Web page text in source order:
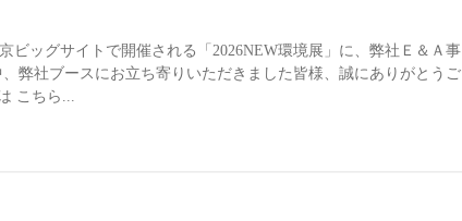
ビッグサイトで開催される「2026NEW環境展」に、弊社Ｅ＆Ａ事
弊社ブースにお立ち寄りいただきました皆様、誠にありがとうご
こちら...